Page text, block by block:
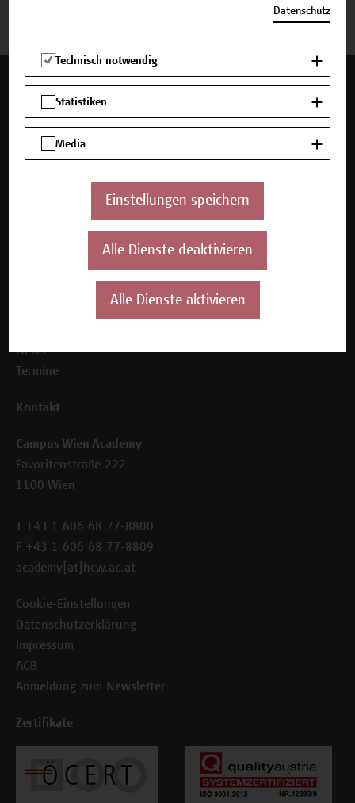
Mehr Infos gewünscht?
Seminare und Zertifikatsprogramme
Beratungsleistungen
News
Termine
Kontakt
Campus Wien Academy
Favoritenstraße 222
1100 Wien
T +43 1 606 68 77-8800
F +43 1 606 68 77-8809
academy[at]hcw.ac.at
Cookie-Einstellungen
Datenschutzerklärung
Impressum
AGB
Anmeldung zum Newsletter
Zertifikate
Datenschutz
Technisch notwendig
Statistiken
Media
Einstellungen speichern
Alle Dienste deaktivieren
Alle Dienste aktivieren